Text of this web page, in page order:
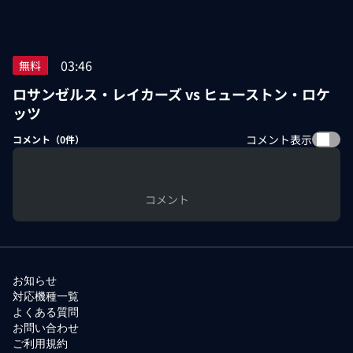
無料 03:46
ロサンゼルス・レイカーズ vs ヒューストン・ロケ
ッツ
コメント（0件） コメント表示
コメント
お知らせ
対応機種一覧
よくある質問
お問い合わせ
ご利用規約